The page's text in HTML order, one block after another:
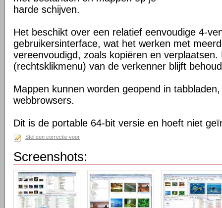
harde schijven.
Het beschikt over een relatief eenvoudige 4-
gebruikersinterface, wat het werken met
vereenvoudigd, zoals kopiëren en
(rechtsklikmenu) van de verkenner blijft
Mappen kunnen worden geopend in
webbrowsers.
Dit is de portable 64-bit versie en hoeft niet
Stel een correctie voor
Screenshots: